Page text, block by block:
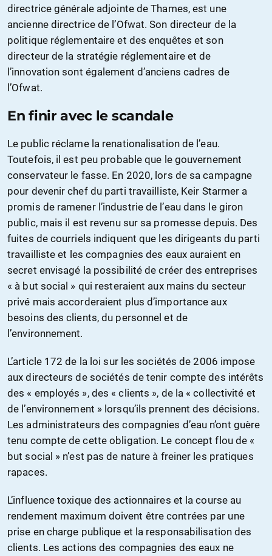
directrice générale adjointe de Thames, est une
ancienne directrice de l’Ofwat. Son directeur de la
politique réglementaire et des enquêtes et son
directeur de la stratégie réglementaire et de
l’innovation sont également d’anciens cadres de
l’Ofwat.
En finir avec le scandale
Le public réclame la renationalisation de l’eau.
Toutefois, il est peu probable que le gouvernement
conservateur le fasse. En 2020, lors de sa campagne
pour devenir chef du parti travailliste, Keir Starmer a
promis de ramener l’industrie de l’eau dans le giron
public, mais il est revenu sur sa promesse depuis. Des
fuites de courriels indiquent que les dirigeants du parti
travailliste et les compagnies des eaux auraient en
secret envisagé la possibilité de créer des entreprises
« à but social » qui resteraient aux mains du secteur
privé mais accorderaient plus d’importance aux
besoins des clients, du personnel et de
l’environnement.
L’article 172 de la loi sur les sociétés de 2006 impose
aux directeurs de sociétés de tenir compte des intérêts
des « employés », des « clients », de la « collectivité et
de l’environnement » lorsqu’ils prennent des décisions.
Les administrateurs des compagnies d’eau n’ont guère
tenu compte de cette obligation. Le concept flou de «
but social » n’est pas de nature à freiner les pratiques
rapaces.
L’influence toxique des actionnaires et la course au
rendement maximum doivent être contrées par une
prise en charge publique et la responsabilisation des
clients. Les actions des compagnies des eaux ne